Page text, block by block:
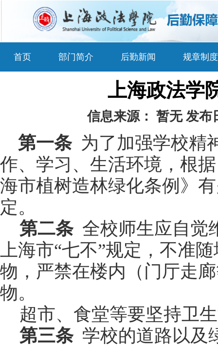
首页 部门简介 后勤新闻 规章制度
上海政法学
信息来源： 暂无 发布
第一条 为了加强学校精
作、学习、生活环境，根
海市植树造林绿化条例》
定。
第二条 全校师生应自觉
上海市“七不”规定，不准
物，严禁在楼内（门厅走
物。
超市、食堂等要坚持卫
第三条 学校的道路以及